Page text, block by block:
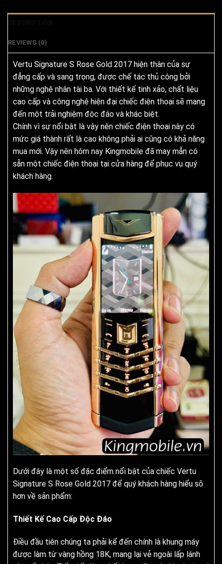
REVIEWS (0)
Vertu Signature S Rose Gold 2017 hiện thân của sự
đẳng cấp và sang trọng, được chế tác thủ công bởi
những nghệ nhân tài ba. Với thiết kế tinh xảo, chất liệu
cao cấp và công nghệ hiện đại chiếc điện thoại sẽ mang
đến một trải nghiệm độc đáo và khác biệt.
Chính vì sự nổi bật là vậy nên chiếc điện thoại này có
mức giá thành rất là cao không phải ai cũng có khả năng
mua mới. Vậy nên hôm nay Kingmobile đã may mẵn có
sẵn một chiếc điện thoại tại cửa hàng để phục vụ quý
khách hàng.
Dưới đây là một số đặc điểm nổi bật của chiếc Vertu
Signature S Rose Gold 2017 để quý khách hàng hiểu sõ
hơn về sản phẩm:
Thiết Kế Cao Cấp Độc Đáo
Điều đầu tiên chúng ta phải kể đến chính là khung máy
được làm từ vàng hồng 18K, mang lại vẻ ngoài lấp lánh